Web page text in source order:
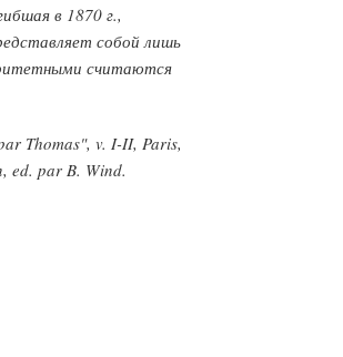
в 1870 г.,
собой лишь
считаются
Thomas", v. I-II, Paris,
ed. par B. Wind.